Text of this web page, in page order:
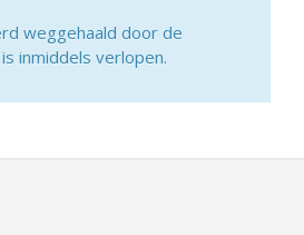
weggehaald door de
inmiddels verlopen.